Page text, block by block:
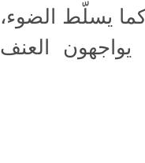
كما يسلّط الضوء،
العنف